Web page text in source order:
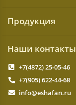
Продукция
Наши контакты
+7(4872) 25-05-46
+7(905) 622-44-68
info@eshafan.ru